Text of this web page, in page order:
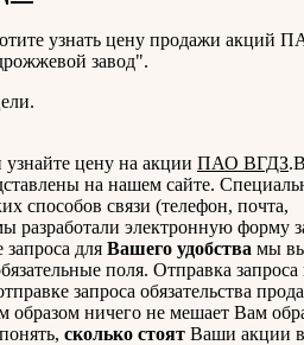
узнать цену продажи акций
завод".
цену на акции ПАО ВГДЗ
на нашем сайте.
способов связи (телефон, почта,
разработали электронную форму
для Вашего удобства мы
поля. Отправка запроса
запроса обязательства
образом ничего не мешает Вам
сколько стоят Ваши акции в